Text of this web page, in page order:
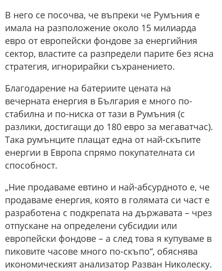
В него се посочва, че въпреки че Румъния е
имала на разположение около 15 милиарда
евро от европейски фондове за енергийния
сектор, властите са разпредели парите без ясна
стратегия, игнорирайки съхранението.
Благодарение на батериите цената на
вечерната енергия в България е много по-
стабилна и по-ниска от тази в Румъния (с
разлики, достигащи до 180 евро за мегаватчас).
Така румънците плащат една от най-скъпите
енергии в Европа спрямо покупателната си
способност.
„Ние продаваме евтино и най-абсурдното е, че
продаваме енергия, която в голямата си част е
разработена с подкрепата на държавата – чрез
отпускане на определени субсидии или
европейски фондове – а след това я купуваме в
пиковите часове много по-скъпо“, обяснява
икономическият анализатор Разван Николеску.